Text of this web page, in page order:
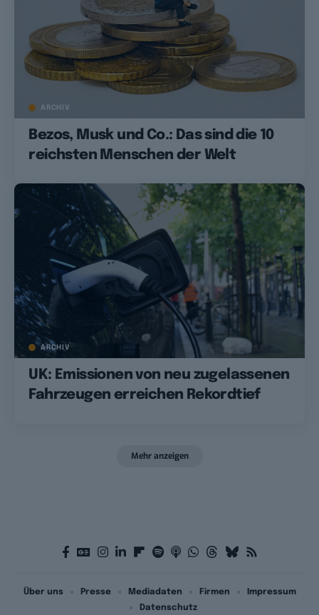
ARCHIV
Bezos, Musk und Co.: Das sind die 10
reichsten Menschen der Welt
ARCHIV
UK: Emissionen von neu zugelassenen
Fahrzeugen erreichen Rekordtief
Mehr anzeigen
Über uns Presse Mediadaten Firmen
Impressum
Datenschutz